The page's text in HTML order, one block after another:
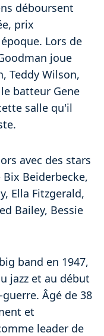
déboursent
prix
Lors de
joue
Teddy Wilson,
batteur Gene
salle qu'il
avec des stars
Beiderbecke,
Ella Fitzgerald,
Bailey, Bessie
band en 1947,
jazz et au début
Âgé de 38
et
leader de